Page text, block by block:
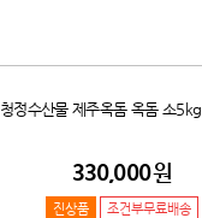
청정수산물 제주옥돔 옥돔 소5kg
330,000원
진상품 조건부무료배송